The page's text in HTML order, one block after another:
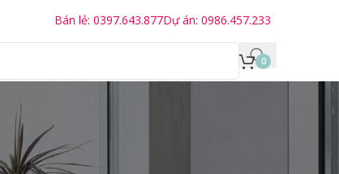
Bán lẻ: 0397.643.877Dự án: 0986.457.233
0